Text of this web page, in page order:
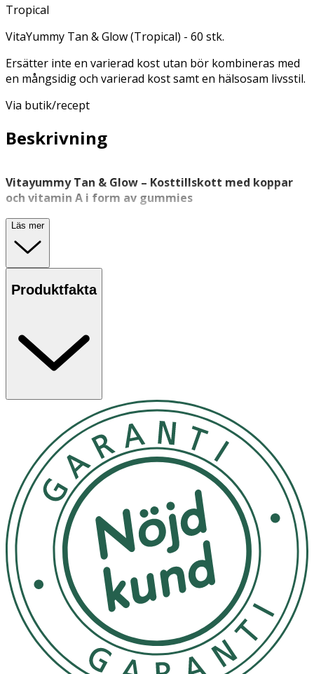
Tropical
VitaYummy Tan & Glow (Tropical) - 60 stk.
Ersätter inte en varierad kost utan bör kombineras med
en mångsidig och varierad kost samt en hälsosam livsstil.
Via butik/recept
Beskrivning
Vitayummy Tan & Glow – Kosttillskott med koppar
och vitamin A i form av gummies
Vitayummy Tan & Glow är ett veganskt
form av gummies med smak av tropisk frukt. Produkten
innehåller koppar, som bidrar till normal pigmentering,
och vitamin A, som bidrar till att bibehålla normal hud.
Gummiesen är fria från konstgjorda färgämnen och
Användning & Dosering
- För vuxna och barn från 11 år.
- Överskrid inte rekommenderad dos.
- Kosttillskott bör inte ersätta en varierad kost och en
hälsosam livsstil.
Förvaring
Förvaras i rumstemperatur, skyddat från ljus och utom
räckhåll för små barn.
Innehållsdeklaration2 st %DRI*
Vitamin A
(Betakaroten)
Läs mer
Produktfakta